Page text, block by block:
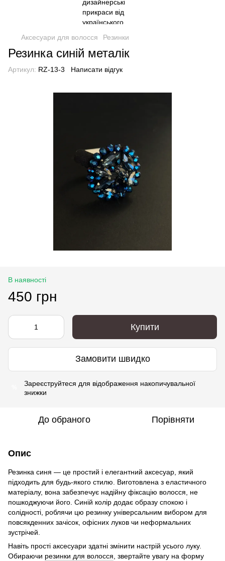
Аксесуари для волосся Резинки
Резинка синій металік
Артикул: RZ-13-3 Написати відгук
В наявності
450 грн
Купити
Замовити швидко
Зареєструйтеся для відображення накопичувальної
знижки
До обраного Порівняти
Опис
Резинка синя — це простий і елегантний аксесуар, який
підходить для будь-якого стилю. Виготовлена з еластичного
матеріалу, вона забезпечує надійну фіксацію волосся, не
пошкоджуючи його. Синій колір додає образу спокою і
солідності, роблячи цю резинку універсальним вибором для
повсякденних зачісок, офісних луков чи неформальних
зустрічей.
Навіть прості аксесуари здатні змінити настрій усього луку.
Обираючи резинки для волосся , звертайте увагу на форму